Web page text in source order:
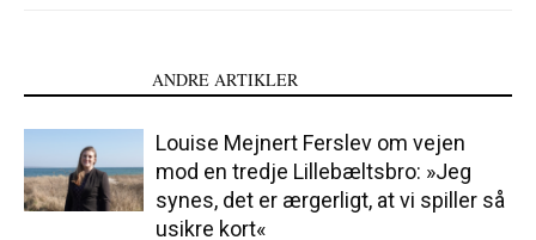
ANDRE ARTIKLER
Louise Mejnert Ferslev om vejen
mod en tredje Lillebæltsbro: »Jeg
synes, det er ærgerligt, at vi spiller så
usikre kort«